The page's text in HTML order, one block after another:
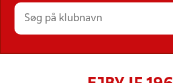
HOLD